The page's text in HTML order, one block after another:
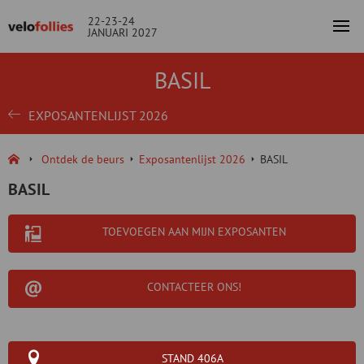
22-23-24
JANUARI 2027
BASIL
EXPOSANTENLIJST 2026
Ontdek de beurs Exposantenlijst 2026 BASIL
BASIL
TOEVOEGEN AAN MIJN EXPOSANTEN
CONTACTEER ONS!
STAND 406A